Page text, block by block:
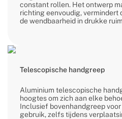
constant rollen. Het ontwerp
richting eenvoudig,
de wendbaarheid in drukke
Telescopische handgreep
Aluminium telescopische
hoogtes om zich aan elke
Inclusief bovenhandgreep
gebruik, zelfs tijdens